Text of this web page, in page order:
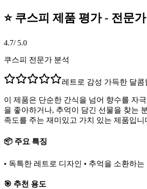
⭐ 쿠스피 제품 평가 - 전문
4.7/ 5.0
쿠스피 전문가 분석
레트로 감성 가득한 달콤
이 제품은 단순한 간식을 넘어 향수를 자
을 좋아하거나, 추억이 담긴 선물을 찾는
족도를 주는 재미있고 가치 있는 제품입니
📦 주요 특징
• 독특한 레트로 디자인 • 추억을 소환하
🎯 추천 용도